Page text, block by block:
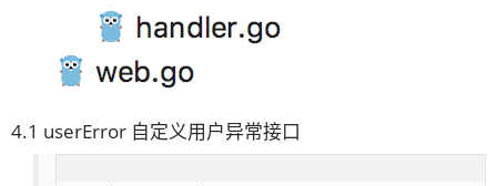
4.1 userError 自定义用户异常接口